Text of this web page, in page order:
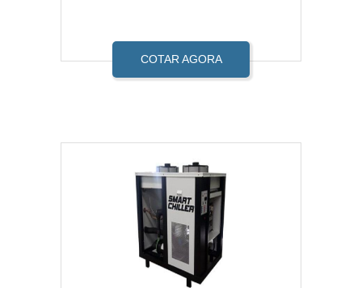
COTAR AGORA